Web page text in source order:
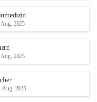
Aug. 2025
Aug. 2025
Aug. 2025